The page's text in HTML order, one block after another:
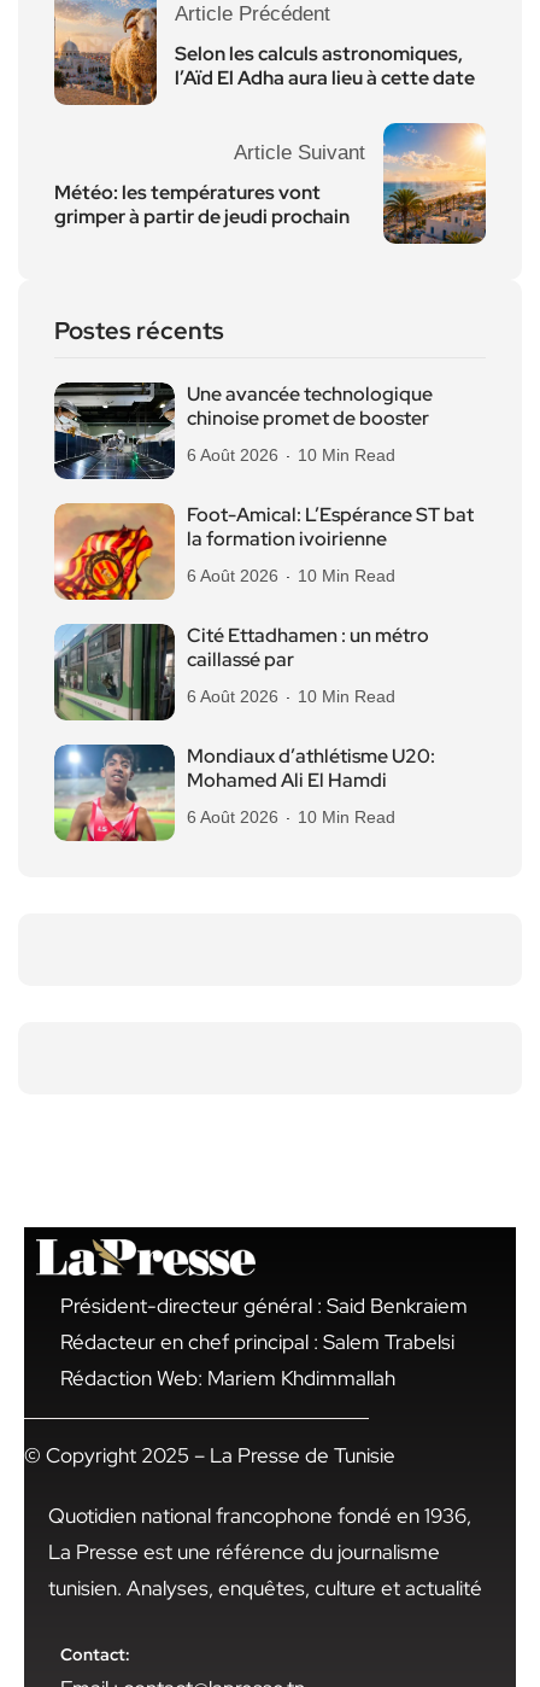
Article Précédent
Selon les calculs astronomiques,
l’Aïd El Adha aura lieu à cette date
Article Suivant
Météo: les températures vont
grimper à partir de jeudi prochain
Postes récents
Une avancée technologique
chinoise promet de booster
6 Août 2026 10 Min Read
Foot-Amical: L’Espérance ST bat
la formation ivoirienne
6 Août 2026 10 Min Read
Cité Ettadhamen : un métro
caillassé par
6 Août 2026 10 Min Read
Mondiaux d’athlétisme U20:
Mohamed Ali El Hamdi
6 Août 2026 10 Min Read
Président-directeur général : Said Benkraiem
Rédacteur en chef principal : Salem Trabelsi
Rédaction Web: Mariem Khdimmallah
© Copyright 2025 – La Presse de Tunisie
Quotidien national francophone fondé en 1936,
La Presse est une référence du journalisme
tunisien. Analyses, enquêtes, culture et actualité
Contact: